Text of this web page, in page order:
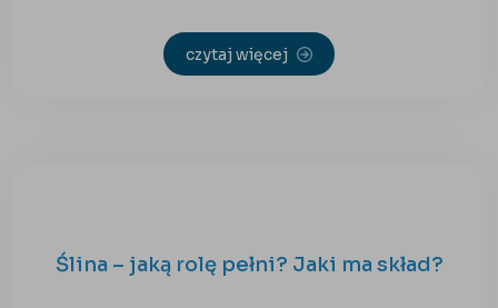
czytaj więcej
Ślina – jaką rolę pełni? Jaki ma skład?